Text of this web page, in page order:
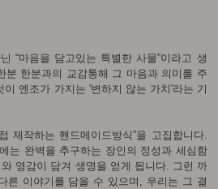
“마음을 담고있는 특별한 사물”이라고 생
분 한분과의 교감통해 그 마음과 의미를 주
엔조가 가지는 '변하지 않는 가치'라는 기
제작하는 핸드메이드방식”을 고집합니다.
는 완벽을 추구하는 장인의 정성과 세심함
영감이 담겨 생명을 얻게 됩니다. 그런 까
른 이야기를 담을 수 있으며, 우리는 그 결